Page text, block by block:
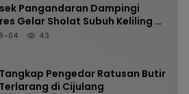
Pangandaran Dampingi
Gelar Sholat Subuh Keliling di
Jami Al-Furqon, Pererat
04 43
Pengedar Ratusan Butir
di Cijulang